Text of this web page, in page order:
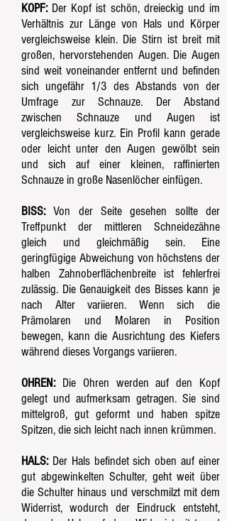
KOPF:Der Kopf ist schön, dreieckig und im
Verhältnis zur Länge von Hals und Körper
vergleichsweise klein. Die Stirn ist breit mit
großen, hervorstehenden Augen. Die Augen
sind weit voneinander entfernt und befinden
sich ungefähr 1/3 des Abstands von der
Umfrage zur Schnauze. Der Abstand
zwischen Schnauze und Augen ist
vergleichsweise kurz. Ein Profil kann gerade
oder leicht unter den Augen gewölbt sein
und sich auf einer kleinen, raffinierten
Schnauze in große Nasenlöcher einfügen.
BISS:Von der Seite gesehen sollte der
Treffpunkt der mittleren Schneidezähne
gleich und gleichmäßig sein. Eine
geringfügige Abweichung von höchstens der
halben Zahnoberflächenbreite ist fehlerfrei
zulässig. Die Genauigkeit des Bisses kann je
nach Alter variieren. Wenn sich die
Prämolaren und Molaren in Position
bewegen, kann die Ausrichtung des Kiefers
während dieses Vorgangs variieren.
OHREN:Die Ohren werden auf den Kopf
gelegt und aufmerksam getragen. Sie sind
mittelgroß, gut geformt und haben spitze
Spitzen, die sich leicht nach innen krümmen.
HALS:Der Hals befindet sich oben auf einer
gut abgewinkelten Schulter, geht weit über
die Schulter hinaus und verschmilzt mit dem
Widerrist, wodurch der Eindruck entsteht,